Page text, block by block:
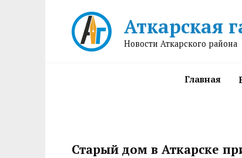
Аткарская
Новости Аткарского района
Главная
Старый дом в Аткарске